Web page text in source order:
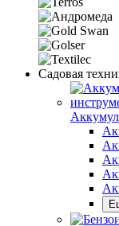
Садовая